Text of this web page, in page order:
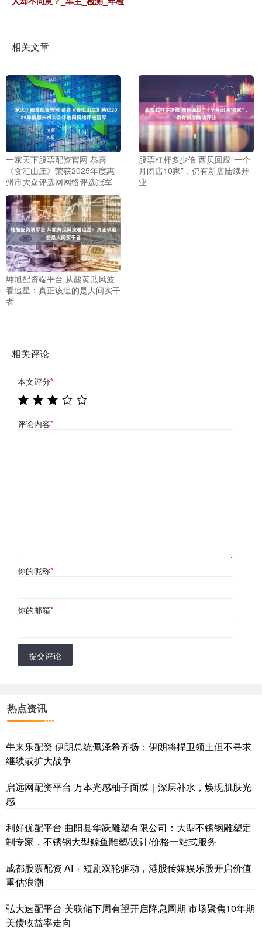
相关文章
一家天下股票配资官网 恭喜
《食汇山庄》荣获2025年度惠
州市大众评选网网络评选冠军
股票杠杆多少倍 西贝回应“一个
月闭店10家”，仍有新店陆续开
业
纯旭配资端平台 从酸黄瓜风波
看追星：真正该追的是人间实干
者
相关评论
本文评分*
评论内容*
你的昵称*
你的邮箱*
提交评论
热点资讯
牛来乐配资 伊朗总统佩泽希齐扬：伊朗将捍卫领土但不寻求
继续或扩大战争
启远网配资平台 万本光感柚子面膜｜深层补水，焕现肌肤光
感
利好优配平台 曲阳县华跃雕塑有限公司：大型不锈钢雕塑定
制专家，不锈钢大型鲸鱼雕塑/设计/价格一站式服务
成都股票配资 AI + 短剧双轮驱动，港股传媒娱乐股开启价值
重估浪潮
弘大速配平台 美联储下周有望开启降息周期 市场聚焦10年期
美债收益率走向